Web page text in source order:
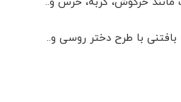
با طرح دختر روسی و..